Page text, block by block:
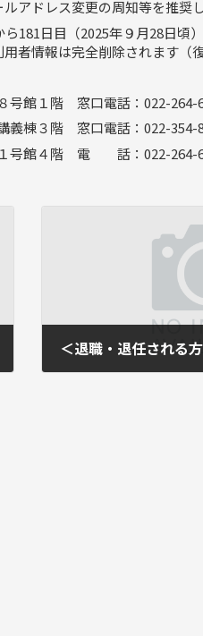
アドレス変更の周知等を推奨し
181日目（2025年９月28日頃）
者情報は完全削除されます（
号館１階 窓口電話：022-264-
義棟３階 窓口電話：022-354-
館４階 電 話：022-264-